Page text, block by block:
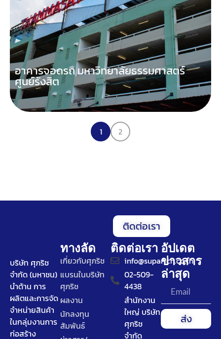
อาคารจอดรถ มหาวิทยาลัยธรรมศาสตร์
ศูนย์รังสิต
1 2
ติดต่อเรา
บริษัท ศุภริช
จำกัด (มหาชน)
นำด้าน การ
ผลิตและการจัด
จำหน่ายสินค้า
ในกลุ่มงานการ
ก่อสร้าง
ทางลัด
เกี่ยวกับศุภริช
แบรนในบริษัท
ศุภริช
ผลงาน
นักลงทุน
สัมพันธ์
ติดต่อเรา
info@suparich.co.th
02-509-
4438
สำนักงาน
ใหญ่ บริษัท
ศุภริช
จำกัด
อัปเดต
ข่าวสาร
ล่าสุด
ส่ง